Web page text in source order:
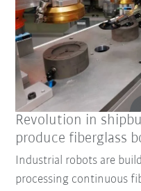
Revolution in
produce fiberglass
Industrial robots are
processing continuous